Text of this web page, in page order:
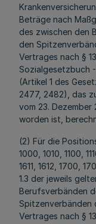
Beträge nach
des zwischen den
den
Vertrages nach §
Sozialgesetzbuch
(Artikel 1 des
2477, 2482), das
vom 23. Dezember
worden ist,
(2) Für die
1000, 1010, 1100,
1611, 1612, 1700,
1.3 der jeweils
Berufsverbänden
Spitzenverbänden
Vertrages nach §